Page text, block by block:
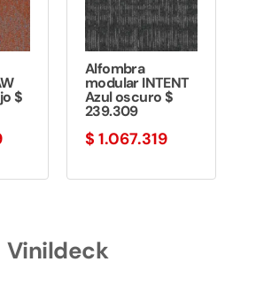
$
Alfombra
modular INTENT
Azul oscuro $
239.309
$ 1.067.319
Vinildeck